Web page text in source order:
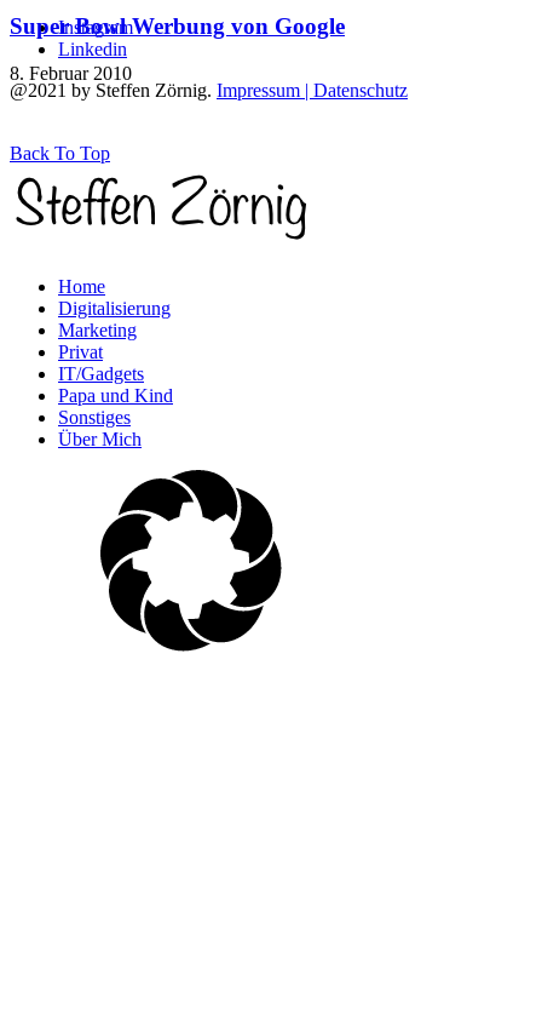
Super Bowl Werbung von Google
8. Februar 2010
Instagram
Linkedin
@2021 by Steffen Zörnig. Impressum | Datenschutz
Back To Top
Home
Digitalisierung
Marketing
Privat
IT/Gadgets
Papa und Kind
Sonstiges
Über Mich